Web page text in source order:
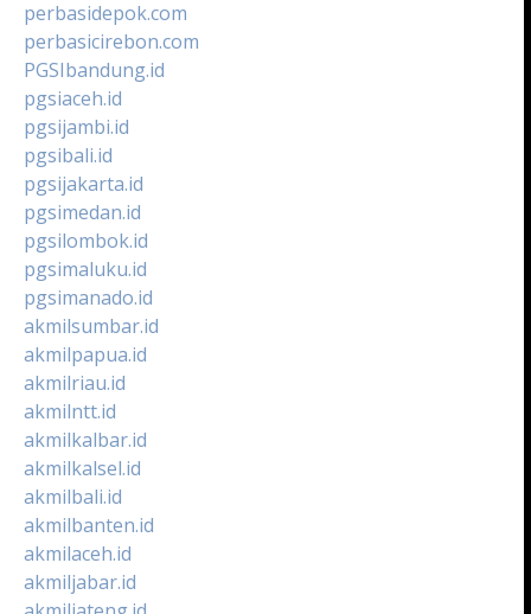
perbasidepok.com
perbasicirebon.com
PGSIbandung.id
pgsiaceh.id
pgsijambi.id
pgsibali.id
pgsijakarta.id
pgsimedan.id
pgsilombok.id
pgsimaluku.id
pgsimanado.id
akmilsumbar.id
akmilpapua.id
akmilriau.id
akmilntt.id
akmilkalbar.id
akmilkalsel.id
akmilbali.id
akmilbanten.id
akmilaceh.id
akmiljabar.id